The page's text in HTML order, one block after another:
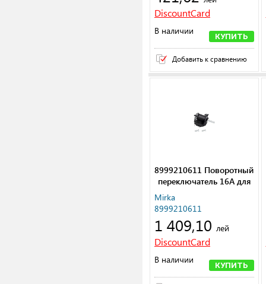
DiscountCard
В наличии
КУПИТЬ
Добавить к сравнению
8999210611 Поворотный
переключатель 16A для
Mirka
8999210611
1 409,10 лей
DiscountCard
В наличии
КУПИТЬ